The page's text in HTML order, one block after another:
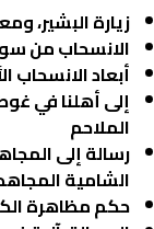
زيارة البشير،
الانسحاب من
أبعاد
إلى أهلنا في
الملاحم
رسالة إلى
الشامية
حكم مظاهرة